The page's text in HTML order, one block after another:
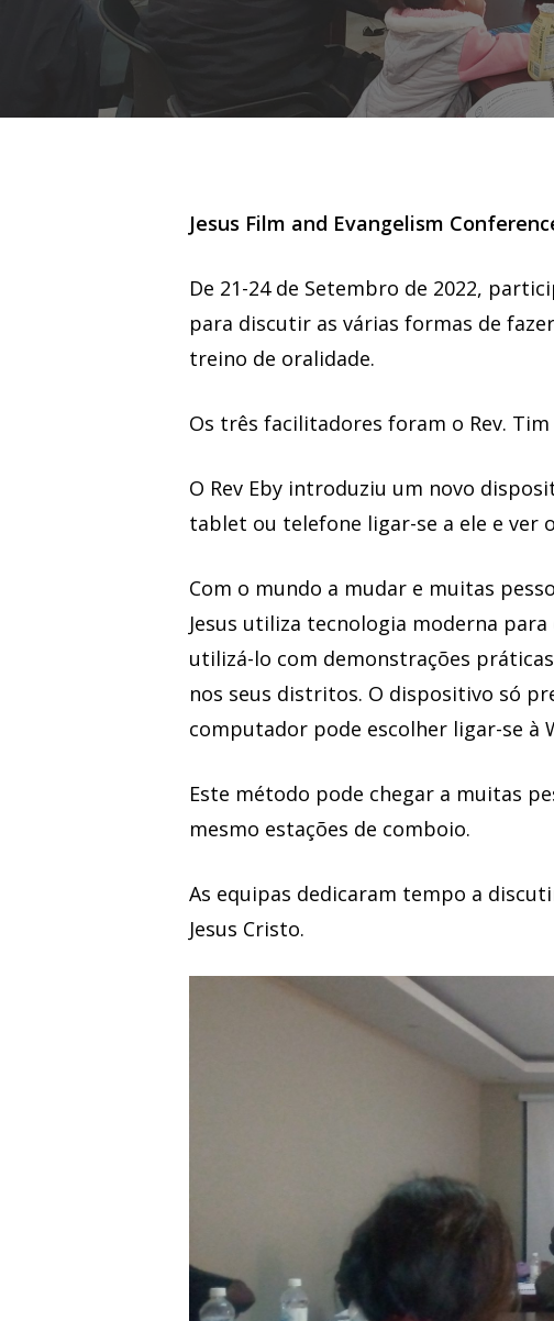
Hit enter to search or ESC to close
Jesus Film and Evangelism
De 21-24 de Setembro de 2022,
para discutir as várias formas de
treino de oralidade.
Os três facilitadores foram o Rev. Tim
O Rev Eby introduziu um novo
tablet ou telefone ligar-se a ele e ver
Com o mundo a mudar e muitas
Jesus utiliza tecnologia moderna
utilizá-lo com demonstrações
nos seus distritos. O dispositivo só
computador pode escolher ligar-se à
Este método pode chegar a muitas
mesmo estações de comboio.
As equipas dedicaram tempo a
Jesus Cristo.